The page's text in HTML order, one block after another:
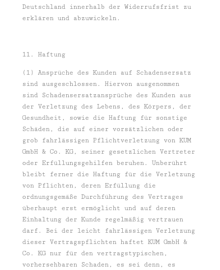
Deutschland innerhalb der Widerrufsfrist zu
erklären und abzuwickeln.
11. Haftung
(1) Ansprüche des Kunden auf Schadensersatz
sind ausgeschlossen. Hiervon ausgenommen
sind Schadensersatzansprüche des Kunden aus
der Verletzung des Lebens, des Körpers, der
Gesundheit, sowie die Haftung für sonstige
Schäden, die auf einer vorsätzlichen oder
grob fahrlässigen Pflichtverletzung von KUM
GmbH & Co. KG, seiner gesetzlichen Vertreter
oder Erfüllungsgehilfen beruhen. Unberührt
bleibt ferner die Haftung für die Verletzung
von Pflichten, deren Erfüllung die
ordnungsgemäße Durchführung des Vertrages
überhaupt erst ermöglicht und auf deren
Einhaltung der Kunde regelmäßig vertrauen
darf. Bei der leicht fahrlässigen Verletzung
dieser Vertragspflichten haftet KUM GmbH &
Co. KG nur für den vertragstypischen,
vorhersehbaren Schaden, es sei denn, es